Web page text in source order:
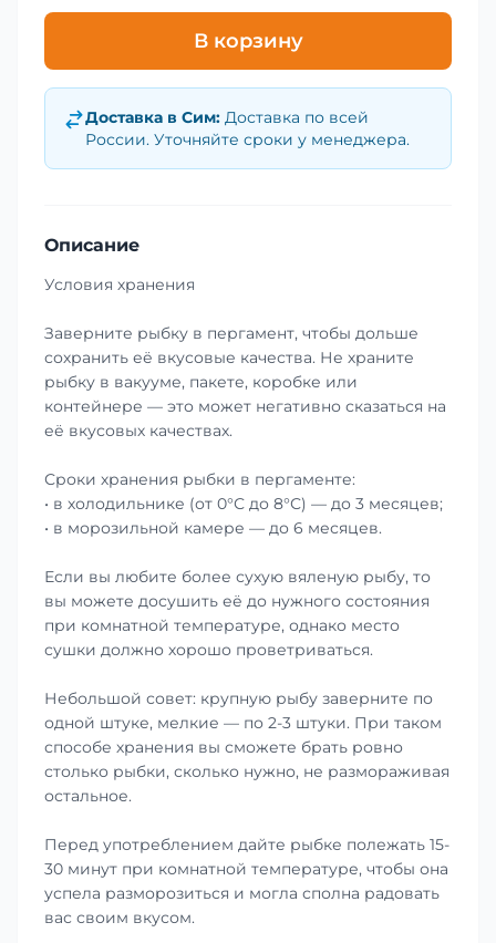
В корзину
Доставка в Сим: Доставка по всей
России. Уточняйте сроки у менеджера.
Описание
Условия хранения
Заверните рыбку в пергамент, чтобы дольше
сохранить её вкусовые качества. Не храните
рыбку в вакууме, пакете, коробке или
контейнере — это может негативно сказаться на
её вкусовых качествах.
Сроки хранения рыбки в пергаменте:
• в холодильнике (от 0°С до 8°С) — до 3 месяцев;
• в морозильной камере — до 6 месяцев.
Если вы любите более сухую вяленую рыбу, то
вы можете досушить её до нужного состояния
при комнатной температуре, однако место
сушки должно хорошо проветриваться.
Небольшой совет: крупную рыбу заверните по
одной штуке, мелкие — по 2-3 штуки. При таком
способе хранения вы сможете брать ровно
столько рыбки, сколько нужно, не размораживая
остальное.
Перед употреблением дайте рыбке полежать 15-
30 минут при комнатной температуре, чтобы она
успела разморозиться и могла сполна радовать
вас своим вкусом.